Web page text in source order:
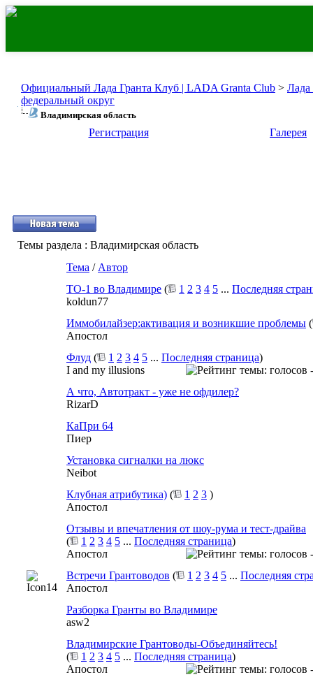
Официальный Лада Гранта Клуб | LADA Granta Club > Лада
федеральный округ
Владимирская область
Регистрация Галерея
Темы раздела : Владимирская область
Тема / Автор
ТО-1 во Владимире ( 1 2 3 4 5 ... Последняя
koldun77
Иммобилайзер:активация и возникшие проблемы (
Апостол
Флуд ( 1 2 3 4 5 ... Последняя страница)
I and my illusions
А что, Автотракт - уже не офдилер?
RizarD
КаПри 64
Пиер
Установка сигналки на люкс
Neibot
Клубная атрибутика) ( 1 2 3 )
Апостол
Отзывы и впечатления от шоу-рума и тест-драйва
(
1 2 3 4 5 ... Последняя страница)
Апостол
Встречи Грантоводов ( 1 2 3 4 5 ... Последняя
Апостол
Разборка Гранты во Владимире
asw2
Владимирские Грантоводы-Объединяйтесь!
(
1 2 3 4 5 ... Последняя страница)
Апостол